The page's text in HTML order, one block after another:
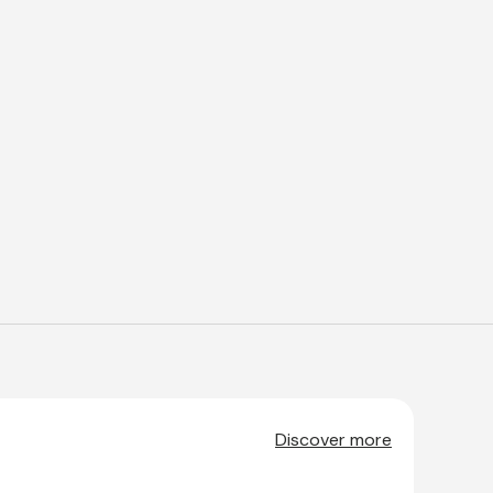
Discover more